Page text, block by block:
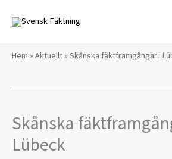
innehåll
Hem » Aktuellt» Skånska fäktframgångar i
Skånska
Lübeck